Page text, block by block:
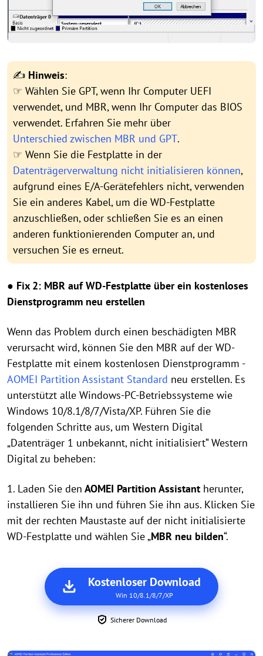
✍ Hinweis:
☞ Wählen Sie GPT, wenn Ihr Computer UEFI
verwendet, und MBR, wenn Ihr Computer das BIOS
verwendet. Erfahren Sie mehr über
Unterschied zwischen MBR und GPT.
☞ Wenn Sie die Festplatte in der
Datenträgerverwaltung nicht initialisieren können,
aufgrund eines E/A-Gerätefehlers nicht, verwenden
Sie ein anderes Kabel, um die WD-Festplatte
anzuschließen, oder schließen Sie es an einen
anderen funktionierenden Computer an, und
versuchen Sie es erneut.
● Fix 2: MBR auf WD-Festplatte über ein kostenloses
Dienstprogramm neu erstellen
Wenn das Problem durch einen beschädigten MBR
verursacht wird, können Sie den MBR auf der WD-
Festplatte mit einem kostenlosen Dienstprogramm -
AOMEI Partition Assistant Standard neu erstellen. Es
unterstützt alle Windows-PC-Betriebssysteme wie
Windows 10/8.1/8/7/Vista/XP. Führen Sie die
folgenden Schritte aus, um Western Digital
„Datenträger 1 unbekannt, nicht initialisiert“ Western
Digital zu beheben:
1. Laden Sie den AOMEI Partition Assistant herunter,
installieren Sie ihn und führen Sie ihn aus. Klicken Sie
mit der rechten Maustaste auf der nicht initialisierte
WD-Festplatte und wählen Sie „MBR neu bilden“.
Kostenloser Download
Win 10/8.1/8/7/XP
Sicherer Download